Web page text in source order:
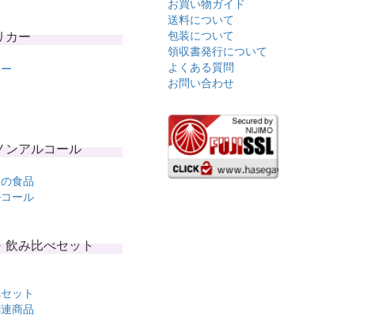
カー
ンアルコール
食品
ール
飲み比べセット
ット
商品
お買い物ガイド
送料について
包装について
領収書発行について
よくある質問
お問い合わせ